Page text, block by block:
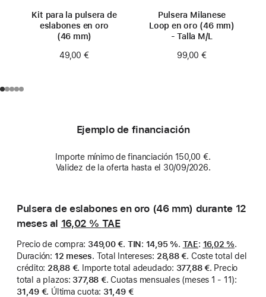
Kit para la pulsera de
eslabones en oro
(46 mm)
49,00 €
Pulsera Milanese
Loop en oro (46 mm)
- Talla M/L
99,00 €
Ejemplo de financiación
Importe mínimo de financiación 150,00 €.
Validez de la oferta hasta el 30/09/2026.
Pulsera de eslabones en oro (46 mm) durante 12
meses al 16,02 % TAE
Precio de compra: 349,00 €. TIN: 14,95 %. TAE: 16,02 %.
Duración: 12 meses. Total Intereses: 28,88 €. Coste total del
crédito: 28,88 €. Importe total adeudado: 377,88 €. Precio
total a plazos: 377,88 €.Cuotas mensuales (meses 1 - 11):
31,49 €. Última cuota: 31,49 €